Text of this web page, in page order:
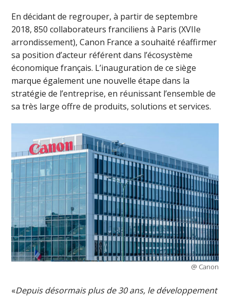
En décidant de regrouper, à partir de septembre
2018, 850 collaborateurs franciliens à Paris (XVIIe
arrondissement), Canon France a souhaité réaffirmer
sa position d’acteur référent dans l’écosystème
économique français. L’inauguration de ce siège
marque également une nouvelle étape dans la
stratégie de l’entreprise, en réunissant l’ensemble de
sa très large offre de produits, solutions et services.
@ Canon
«Depuis désormais plus de 30 ans, le développement